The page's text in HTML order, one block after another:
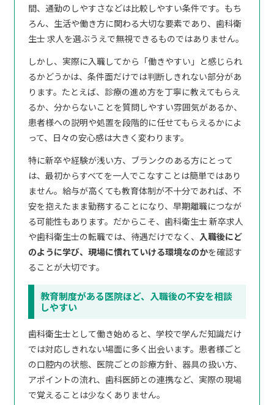
間、通勤のしやすさなどは比較しやすい条件です。もち
ろん、生活や働き方に関わる大切な要素であり、歯科衛
生士 求人を選ぶうえで無視できるものではありません。
しかし、実際に入職してから「働きやすい」と感じられ
るかどうかは、条件面だけでは判断しきれない部分があ
ります。たとえば、診療の進め方を丁寧に教えてもらえ
るか、分からないことを質問しやすい雰囲気があるか、
患者様への説明や処置を段階的に任せてもらえるかによ
って、日々の安心感は大きく変わります。
特に新卒や経験が浅い方、ブランクのある方にとって
は、最初からすべてを一人でこなすことは簡単ではあり
ません。給与が高くても教育体制が不十分であれば、不
安を抱えたまま勤務することになり、早期離職につなが
る可能性もあります。だからこそ、歯科衛生士 新卒求人
や歯科衛生士の転職では、待遇だけでなく、入職後にど
のように学び、現場に慣れていける環境なのかを確認す
ることが大切です。
教育制度がある医院ほど、入職後の不安を相談
しやすい
歯科衛生士として働き始めると、学校で学んだ知識だけ
では対応しきれない場面に多く出会います。患者様ごと
の口腔内の状態、医院ごとの診療方針、器具の扱い方、
アポイントの流れ、歯科医師との連携など、実際の現場
で覚えることは少なくありません。